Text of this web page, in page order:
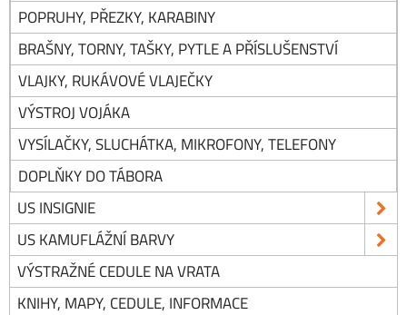
POPRUHY, PŘEZKY, KARABINY
BRAŠNY, TORNY, TAŠKY, PYTLE A PŘÍSLUŠENSTVÍ
VLAJKY, RUKÁVOVÉ VLAJEČKY
VÝSTROJ VOJÁKA
VYSÍLAČKY, SLUCHÁTKA, MIKROFONY, TELEFONY
DOPLŇKY DO TÁBORA
US INSIGNIE
US KAMUFLÁŽNÍ BARVY
VÝSTRAŽNÉ CEDULE NA VRATA
KNIHY, MAPY, CEDULE, INFORMACE